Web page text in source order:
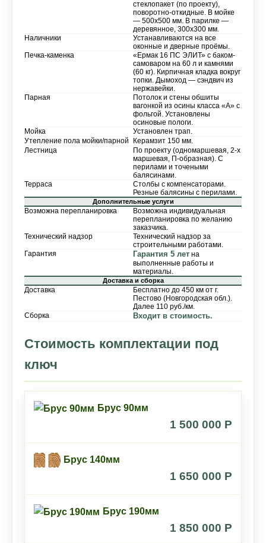
стеклопакет (по проекту),
поворотно-откидные. В мойке
— 500х500 мм. В парилке —
деревянное, 300х300 мм.
Наличники
Устанавливаются на все
оконные и дверные проёмы.
Печка-каменка
«Ермак 16 ПС ЭЛИТ» с баком-
самоваром на 60 л и камнями
(60 кг). Кирпичная кладка вокруг
топки. Дымоход — сэндвич из
нержавейки.
Парная
Потолок и стены обшиты
вагонкой из осины класса «А» с
фольгой. Установлены
осиновые пологи.
Мойка Установлен трап.
Утепление пола мойки/парной Керамзит 150 мм.
Лестница
По проекту (одномаршевая, 2-х
маршевая, П-образная). С
перилами и точеными
балясинами.
Терраса
Столбы с компенсаторами.
Резные балясины с перилами.
Дополнительные услуги
Возможна перепланировка
Возможна индивидуальная
перепланировка по желанию
заказчика.
Технический надзор
Технический надзор за
строительными работами.
Гарантия Гарантия 5 лет на
выполненные работы и
материалы.
Доставка и сборка
Доставка
Бесплатно до 450 км от г.
Пестово (Новгородская обл.).
Далее 110 руб./км.
Сборка Входит в стоимость.
Стоимость комплектации под
ключ
Брус 90мм
1 500 000 P
Брус 140мм
1 650 000 P
Брус 190мм
1 850 000 P